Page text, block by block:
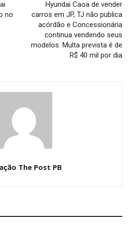
no
Hyundai Caoa de vender
carros em JP, TJ não publica
acórdão e Concessionária
continua vendendo seus
modelos. Multa prevista é de
R$ 40 mil por dia
The Post PB